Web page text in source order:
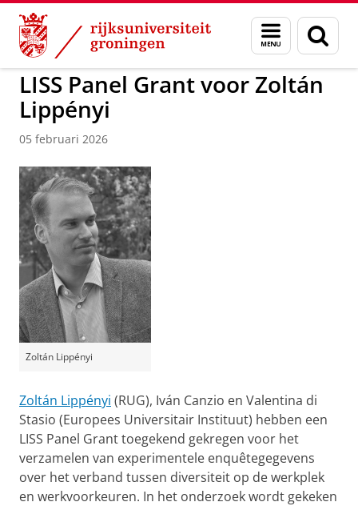
Skip
Content
Skip
Navigation
Menu
en
zoeken
GMW Onderzoek Sociologie
LISS Panel Grant voor Zoltán
Lippényi
05 februari 2026
Zoltán Lippényi
Zoltán Lippényi (RUG), Iván Canzio en Valentina di
Stasio (Europees Universitair Instituut) hebben een
LISS Panel Grant toegekend gekregen voor het
verzamelen van experimentele enquêtegegevens
over het verband tussen diversiteit op de werkplek
en werkvoorkeuren. In het onderzoek wordt gekeken